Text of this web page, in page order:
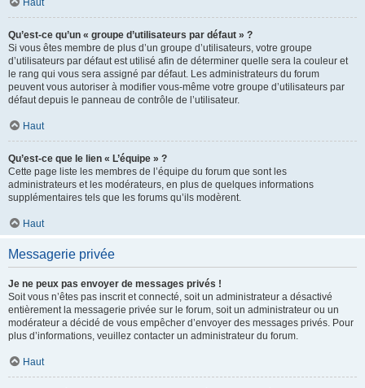
Haut
Qu’est-ce qu’un « groupe d’utilisateurs par défaut » ?
Si vous êtes membre de plus d’un groupe d’utilisateurs, votre groupe
d’utilisateurs par défaut est utilisé afin de déterminer quelle sera la couleur et
le rang qui vous sera assigné par défaut. Les administrateurs du forum
peuvent vous autoriser à modifier vous-même votre groupe d’utilisateurs par
défaut depuis le panneau de contrôle de l’utilisateur.
Haut
Qu’est-ce que le lien « L’équipe » ?
Cette page liste les membres de l’équipe du forum que sont les
administrateurs et les modérateurs, en plus de quelques informations
supplémentaires tels que les forums qu’ils modèrent.
Haut
Messagerie privée
Je ne peux pas envoyer de messages privés !
Soit vous n’êtes pas inscrit et connecté, soit un administrateur a désactivé
entièrement la messagerie privée sur le forum, soit un administrateur ou un
modérateur a décidé de vous empêcher d’envoyer des messages privés. Pour
plus d’informations, veuillez contacter un administrateur du forum.
Haut